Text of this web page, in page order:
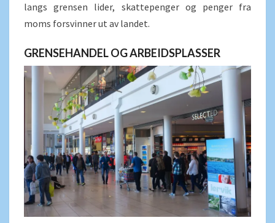
langs grensen lider, skattepenger og penger fra
moms forsvinner ut av landet.
GRENSEHANDEL OG ARBEIDSPLASSER